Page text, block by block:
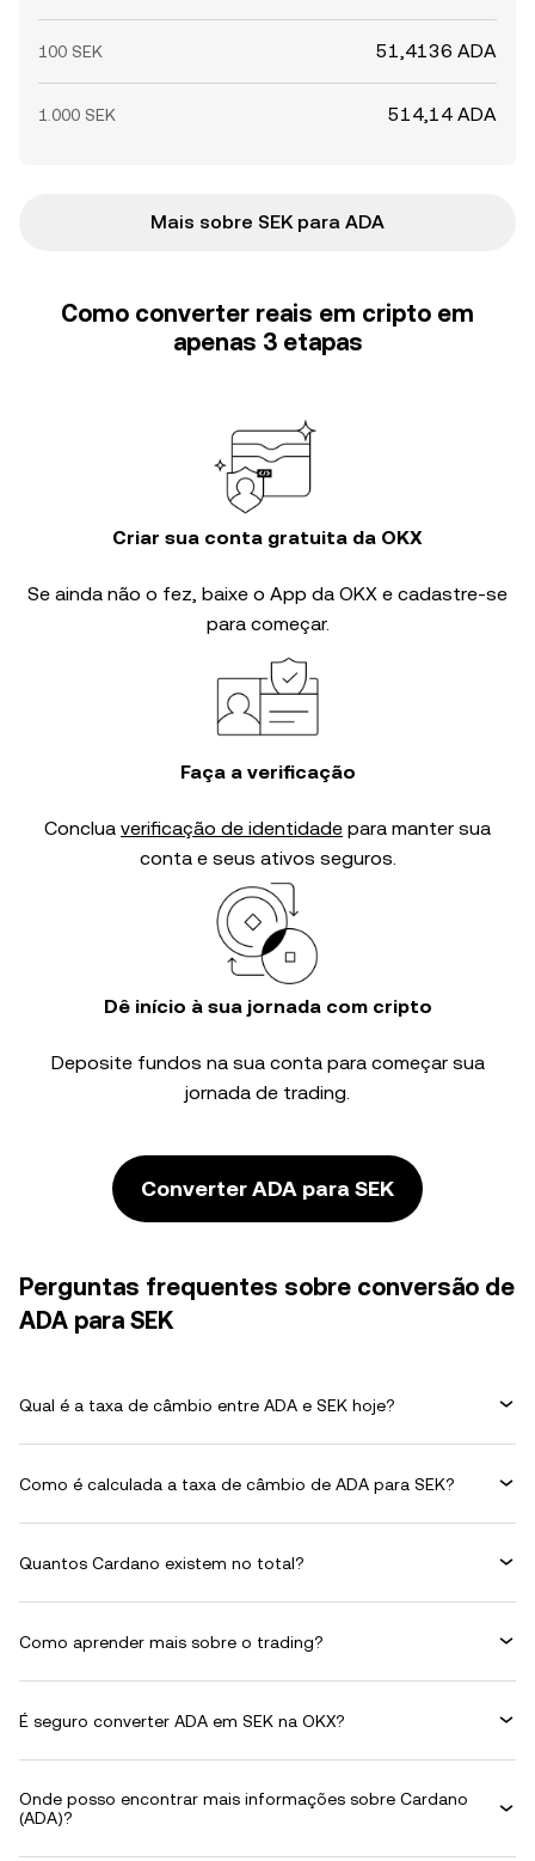
100 SEK 51,4136 ADA
1.000 SEK 514,14 ADA
Mais sobre SEK para ADA
Como converter reais em cripto em
apenas 3 etapas
Criar sua conta gratuita da OKX
Se ainda não o fez, baixe o App da OKX e cadastre-se
para começar.
Faça a verificação
Conclua verificação de identidade para manter sua
conta e seus ativos seguros.
Dê início à sua jornada com cripto
Deposite fundos na sua conta para começar sua
jornada de trading.
Converter ADA para SEK
Perguntas frequentes sobre conversão de
ADA para SEK
Qual é a taxa de câmbio entre ADA e SEK hoje?
Como é calculada a taxa de câmbio de ADA para SEK?
Quantos Cardano existem no total?
Como aprender mais sobre o trading?
É seguro converter ADA em SEK na OKX?
Onde posso encontrar mais informações sobre Cardano
(ADA)?